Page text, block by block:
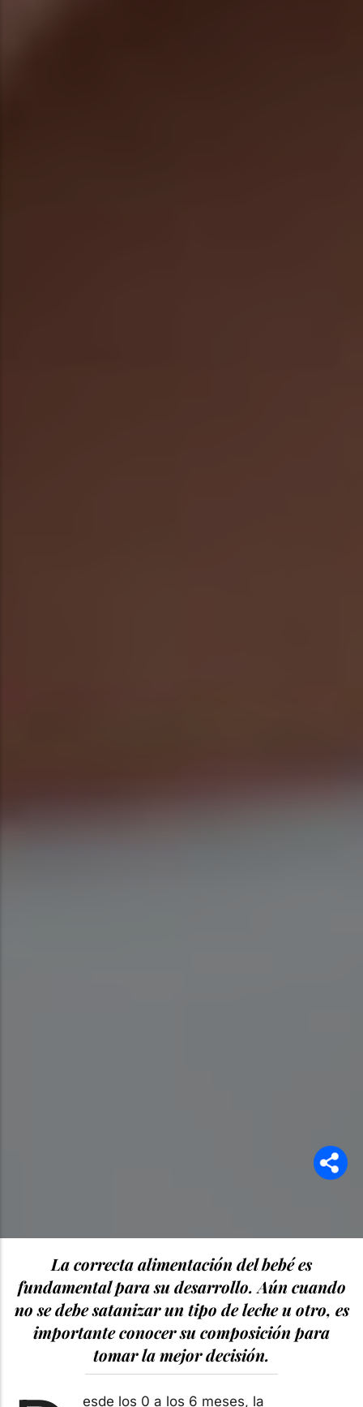
La correcta alimentación del bebé es
fundamental para su desarrollo. Aún cuando
no se debe satanizar un tipo de leche u otro, es
importante conocer su composición para
tomar la mejor decisión.
esde los 0 a los 6 meses, la